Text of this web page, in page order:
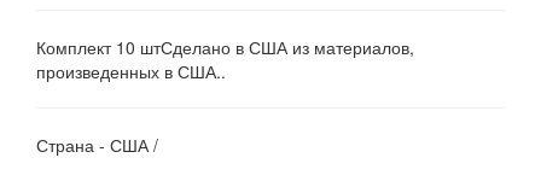
Комплект 10 штСделано в США из материалов,
произведенных в США..
Страна - США /